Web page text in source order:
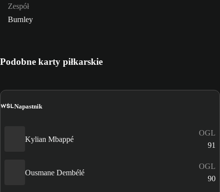
Zespół
Burnley
Podobne karty piłkarskie
WŚLNapastnik
Kylian Mbappé
OGL
91
Ousmane Dembélé
OGL
90